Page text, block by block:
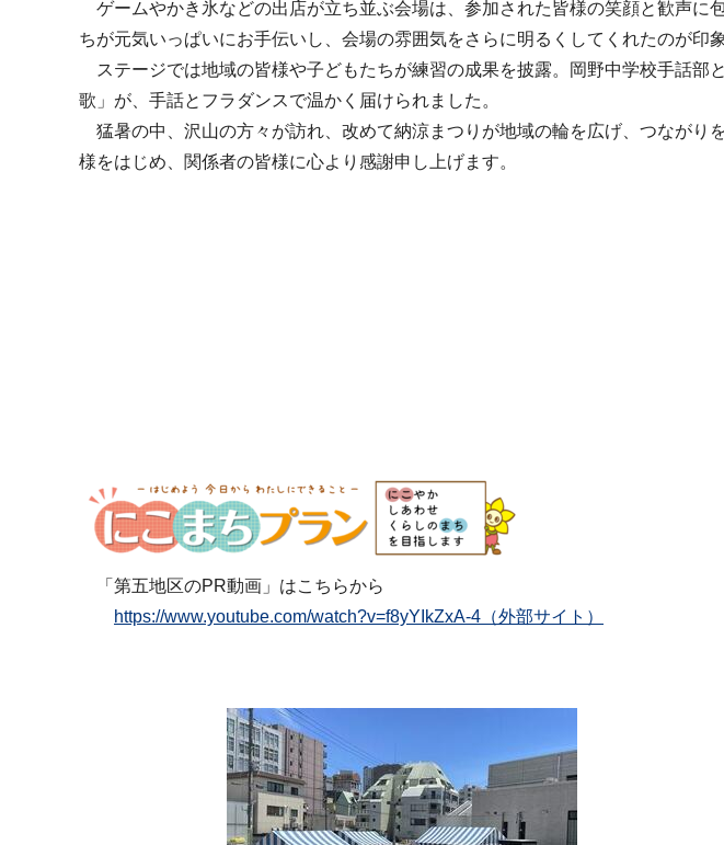
ゲームやかき氷などの出店が立ち並ぶ会場は、参加された皆様の笑顔と歓声に
ちが元気いっぱいにお手伝いし、会場の雰囲気をさらに明るくしてくれたのが印象
ステージでは地域の皆様や子どもたちが練習の成果を披露。岡野中学校手話部
歌」が、手話とフラダンスで温かく届けられました。
猛暑の中、沢山の方々が訪れ、改めて納涼まつりが地域の輪を広げ、つながり
様をはじめ、関係者の皆様に心より感謝申し上げます。
2025年７
福祉保健
第五地
「第五地区のPR動画」はこちらから
https://www.youtube.com/watch?v=f8yYIkZxA-4（外部サイト）